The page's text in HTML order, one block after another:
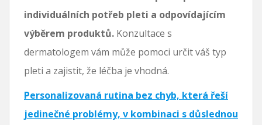
individuálních potřeb pleti a odpovídajícím
výběrem produktů. Konzultace s
dermatologem vám může pomoci určit váš typ
pleti a zajistit, že léčba je vhodná.
Personalizovaná rutina bez chyb, která řeší
jedinečné problémy, v kombinaci s důslednou